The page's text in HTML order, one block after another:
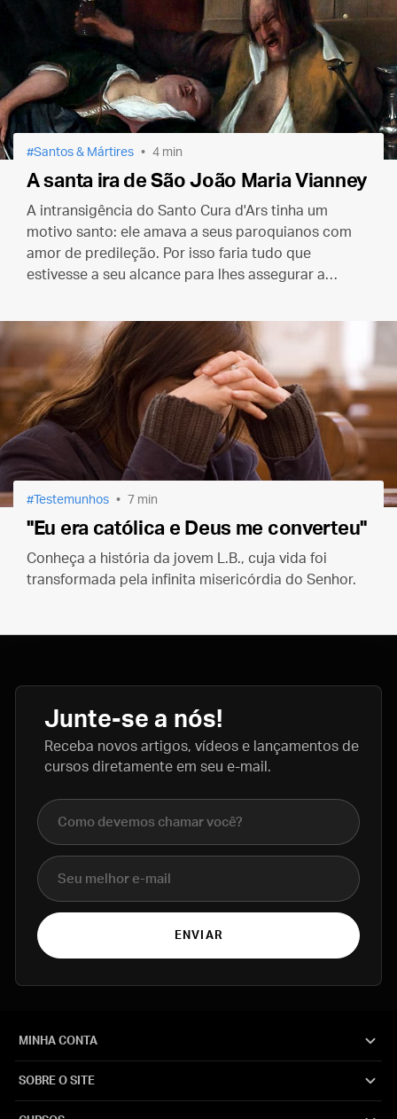
Santos & Mártires 4 min
A santa ira de São João Maria Vianney
A intransigência do Santo Cura d'Ars tinha um
motivo santo: ele amava a seus paroquianos com
amor de predileção. Por isso faria tudo que
estivesse a seu alcance para lhes assegurar a
Testemunhos 7 min
"Eu era católica e Deus me converteu"
Conheça a história da jovem L.B., cuja vida foi
transformada pela infinita misericórdia do Senhor.
Junte-se a nós!
Receba novos artigos, vídeos e lançamentos de
cursos diretamente em seu e-mail.
Nome completo
E-mail
ENVIAR
MINHA CONTA
SOBRE O SITE